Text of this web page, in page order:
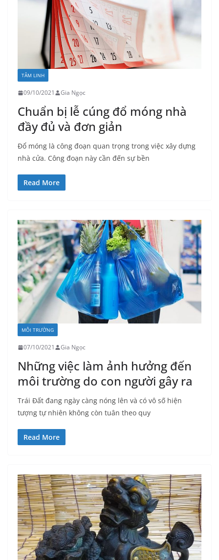
TÂM LINH
09/10/2021 Gia Ngọc
Chuẩn bị lễ cúng đổ móng nhà
đầy đủ và đơn giản
Đổ móng là công đoạn quan trọng trong việc xây dựng
nhà cửa. Công đoạn này cần đến sự bền
Read More
MÔI TRƯỜNG
07/10/2021 Gia Ngọc
Những việc làm ảnh hưởng đến
môi trường do con người gây ra
Trái Đất đang ngày càng nóng lên và có vô số hiện
tượng tự nhiên không còn tuân theo quy
Read More